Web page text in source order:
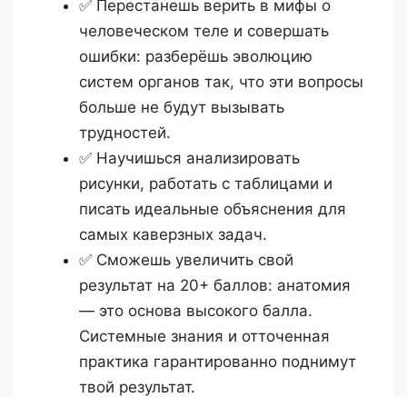
✅ Перестанешь верить в мифы о
человеческом теле и совершать
ошибки: разберёшь эволюцию
систем органов так, что эти вопросы
больше не будут вызывать
трудностей.
✅ Научишься анализировать
рисунки, работать с таблицами и
писать идеальные объяснения для
самых каверзных задач.
✅ Сможешь увеличить свой
результат на 20+ баллов: анатомия
— это основа высокого балла.
Системные знания и отточенная
практика гарантированно поднимут
твой результат.